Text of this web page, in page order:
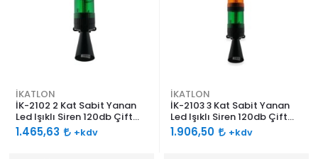
İKATLON
İK-2102 2 Kat Sabit Yanan
Led Işıklı Siren 120db Çift
Ses Borulu
1.465,63 +kdv
İKATLON
İK-2103 3 Kat Sabit Yanan
Led Işıklı Siren 120db Çift
Ses Borulu
1.906,50 +kdv